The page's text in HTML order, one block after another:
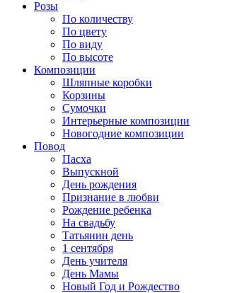
Розы
По количеству
По цвету
По виду
По высоте
Композиции
Шляпные коробки
Корзины
Сумочки
Интерьерные композиции
Новогодние композиции
Повод
Пасха
Выпускной
День рождения
Признание в любви
Рождение ребенка
На свадьбу
Татьянин день
1 сентября
День учителя
День Мамы
Новый Год и Рождество